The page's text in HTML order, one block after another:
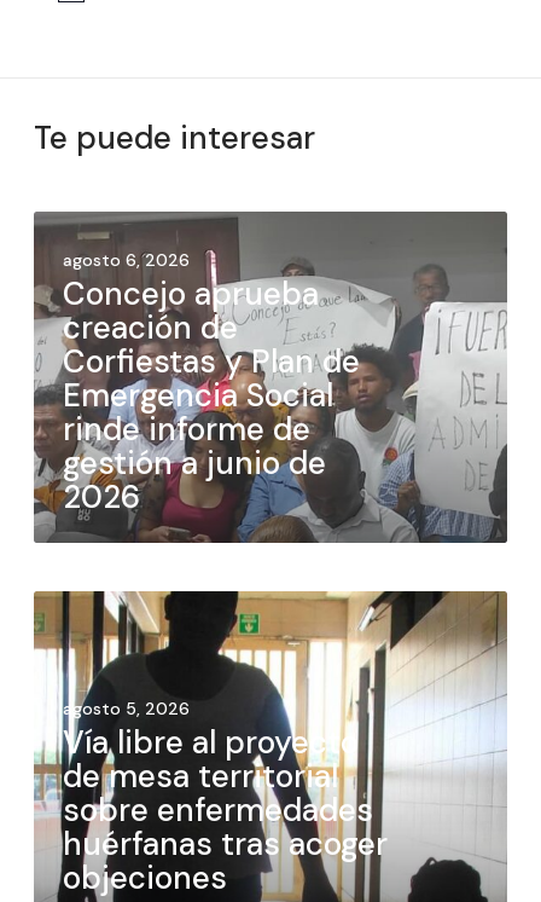
Te puede interesar
agosto 6, 2026
Concejo aprueba
creación de
Corfiestas y Plan de
Emergencia Social
rinde informe de
gestión a junio de
2026
agosto 5, 2026
Vía libre al proyecto
de mesa territorial
sobre enfermedades
huérfanas tras acoger
objeciones